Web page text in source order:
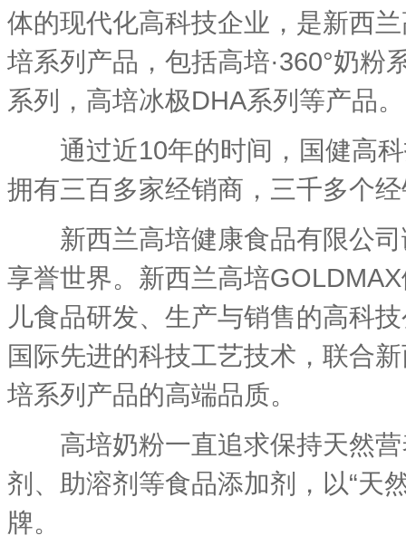
体的现代化高科技企业，是新西
培系列产品，包括高培·360°奶粉
系列，高培冰极DHA系列等产品。
通过近10年的时间，国健高科
拥有三百多家经销商，三千多个
新西兰高培健康食品有限公司
享誉世界。新西兰高培
儿食品研发、生产与销售的高科
国际先进的科技工艺技术，联合
培系列产品的高端品质。
高培奶粉一直追求保持天然营
剂、助溶剂等食品添加剂，以“天
牌。